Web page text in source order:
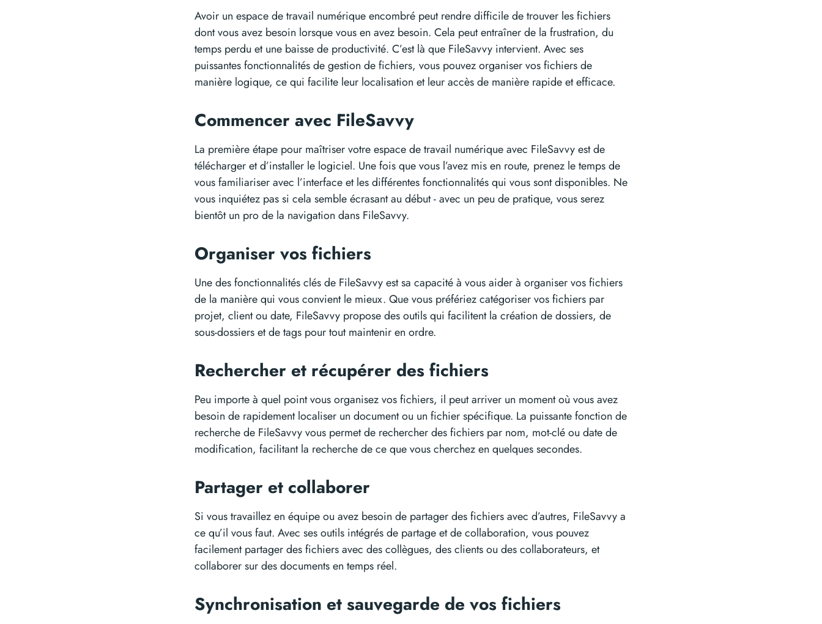
Avoir un espace de travail numérique encombré peut rendre difficile de trouver les fichiers
dont vous avez besoin lorsque vous en avez besoin. Cela peut entraîner de la frustration, du
temps perdu et une baisse de productivité. C’est là que FileSavvy intervient. Avec ses
puissantes fonctionnalités de gestion de fichiers, vous pouvez organiser vos fichiers de
manière logique, ce qui facilite leur localisation et leur accès de manière rapide et efficace.
Commencer avec FileSavvy
La première étape pour maîtriser votre espace de travail numérique avec FileSavvy est de
télécharger et d’installer le logiciel. Une fois que vous l’avez mis en route, prenez le temps de
vous familiariser avec l’interface et les différentes fonctionnalités qui vous sont disponibles. Ne
vous inquiétez pas si cela semble écrasant au début - avec un peu de pratique, vous serez
bientôt un pro de la navigation dans FileSavvy.
Organiser vos fichiers
Une des fonctionnalités clés de FileSavvy est sa capacité à vous aider à organiser vos fichiers
de la manière qui vous convient le mieux. Que vous préfériez catégoriser vos fichiers par
projet, client ou date, FileSavvy propose des outils qui facilitent la création de dossiers, de
sous-dossiers et de tags pour tout maintenir en ordre.
Rechercher et récupérer des fichiers
Peu importe à quel point vous organisez vos fichiers, il peut arriver un moment où vous avez
besoin de rapidement localiser un document ou un fichier spécifique. La puissante fonction de
recherche de FileSavvy vous permet de rechercher des fichiers par nom, mot-clé ou date de
modification, facilitant la recherche de ce que vous cherchez en quelques secondes.
Partager et collaborer
Si vous travaillez en équipe ou avez besoin de partager des fichiers avec d’autres, FileSavvy a
ce qu’il vous faut. Avec ses outils intégrés de partage et de collaboration, vous pouvez
facilement partager des fichiers avec des collègues, des clients ou des collaborateurs, et
collaborer sur des documents en temps réel.
Synchronisation et sauvegarde de vos fichiers